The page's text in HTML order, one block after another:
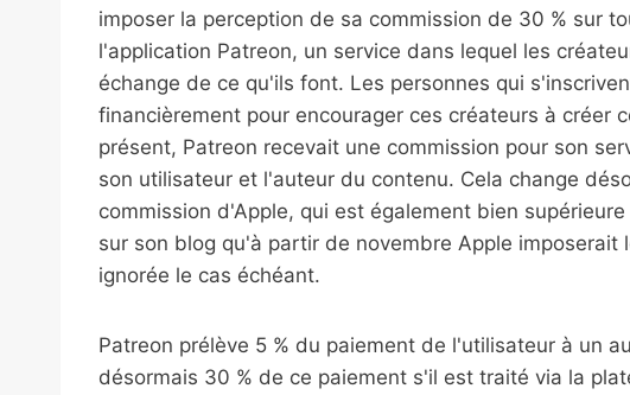
imposer la perception de sa commission de 30 % sur
l'application Patreon, un service dans lequel les
échange de ce qu'ils font. Les personnes qui
financièrement pour encourager ces créateurs à créer
présent, Patreon recevait une commission pour son
son utilisateur et l'auteur du contenu. Cela change
commission d'Apple, qui est également bien
sur son blog qu'à partir de novembre Apple
ignorée le cas échéant.
Patreon prélève 5 % du paiement de l'utilisateur à un
désormais 30 % de ce paiement s'il est traité via la